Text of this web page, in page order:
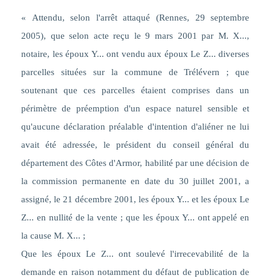
« Attendu, selon l'arrêt attaqué (Rennes, 29 septembre
2005), queselon acte reçu le 9 mars 2001 par M. X...,
notaire, les époux Y... ont vendu aux époux Le Z... diverses
parcelles situées sur la commune de Trélévern ; que
soutenant que ces parcelles étaient comprises dans un
périmètre de préemption d'un espace naturel sensible et
qu'aucune déclaration préalable d'intention d'aliéner ne lui
avait été adressée, le président du conseil général du
département des Côtes d'Armor, habilité par une décision de
la commission permanente en date du 30 juillet 2001, a
assigné, le 21 décembre 2001, les époux Y... et les époux Le
Z... en nullité de la vente ; que les époux Y... ont appelé en
la cause M. X... ;
Que les époux Le Z... ont soulevé l'irrecevabilité de la
demande en raison notamment du défaut de publication de